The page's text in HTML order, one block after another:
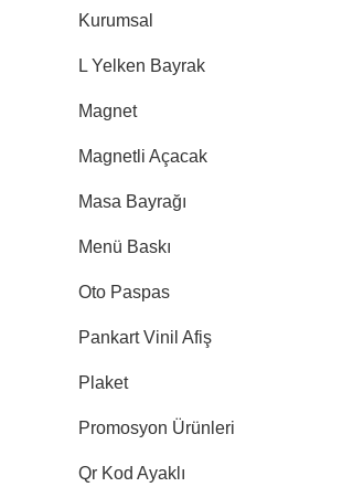
Kurumsal
L Yelken Bayrak
Magnet
Magnetli Açacak
Masa Bayrağı
Menü Baskı
Oto Paspas
Pankart Vinil Afiş
Plaket
Promosyon Ürünleri
Qr Kod Ayaklı